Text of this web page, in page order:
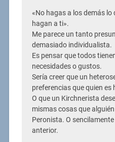
«No hagas a los demás lo
hagan a ti».
Me parece un tanto
demasiado individualista.
Es pensar que todos
necesidades o gustos.
Sería creer que un
preferencias que quien es
O que un Kirchnerista
mismas cosas que
Peronista. O
anterior.